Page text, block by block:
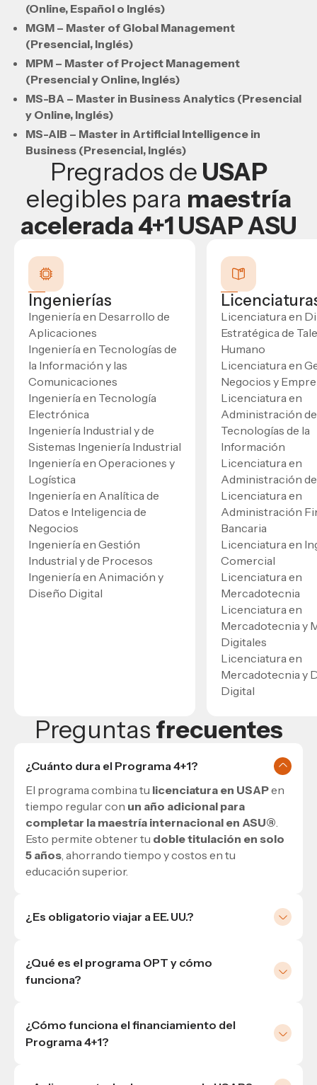
(Online, Español o Inglés)
MGM – Master of Global Management
(Presencial, Inglés)
MPM – Master of Project Management
(Presencial y Online, Inglés)
MS-BA – Master in Business Analytics (Presencial
y Online, Inglés)
MS-AIB – Master in Artificial Intelligence in
Business (Presencial, Inglés)
Pregrados de USAP
elegibles para maestría
acelerada 4+1 USAP ASU
Ingenierías
Ingeniería en Desarrollo de
Aplicaciones
Ingeniería en Tecnologías de
la Información y las
Comunicaciones
Ingeniería en Tecnología
Electrónica
Ingeniería Industrial y de
Sistemas Ingeniería Industrial
Ingeniería en Operaciones y
Logística
Ingeniería en Analítica de
Datos e Inteligencia de
Negocios
Ingeniería en Gestión
Industrial y de Procesos
Ingeniería en Animación y
Diseño Digital
Licenciatura en
Estratégica de
Humano
Licenciatura en
Negocios y
Licenciatura en
Administración de
Tecnologías de la
Información
Licenciatura en
Administración
Licenciatura en
Administración
Bancaria
Licenciatura en
Comercial
Licenciatura en
Mercadotecnia
Licenciatura en
Mercadotecnia y
Digitales
Licenciatura en
Mercadotecnia y
Digital
Preguntas frecuentes
¿Cuánto dura el Programa 4+1?
El programa combina tu licenciatura en USAPen
tiempo regular con un año adicional para
completar la maestría internacional en ASU®
Esto permite obtener tu doble titulación en solo
5 años , ahorrando tiempo y costos en tu
educación superior.
¿Es obligatorio viajar a EE. UU.?
Honduraso de forma presencial en Arizona, según
tus necesidades. La decisión sobre la modalidad se
académica y profesional.
¿Qué es el programa OPT y cómo
funciona?
permiso que permitetrabajar legalmente en
EE. UU. de 1 a 3 años
presencial en ASU®. Esto brinda
¿Cómo funciona el financiamiento del
Programa 4+1?
flexibles
, sin necesidad de
fiador, garantías ni